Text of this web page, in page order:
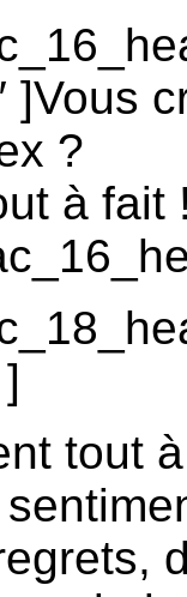
]Vous
?
à fait
tout